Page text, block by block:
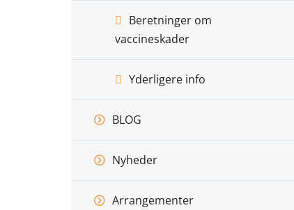
Beretninger om
vaccineskader
Yderligere info
BLOG
Nyheder
Arrangementer